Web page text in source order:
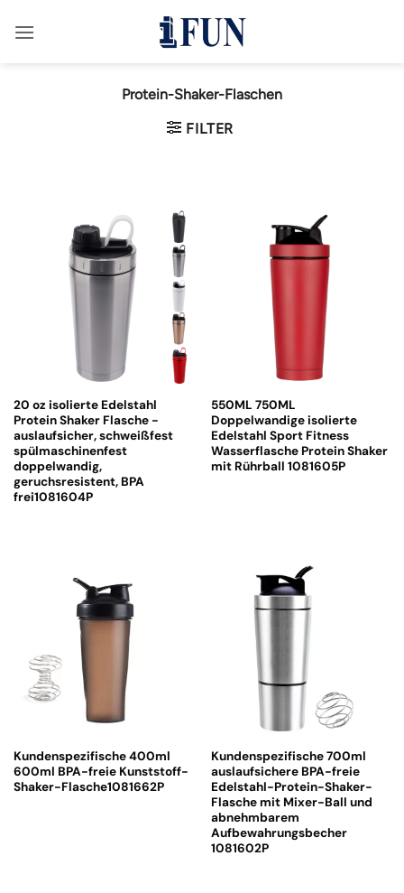
Inhalt
Protein-Shaker-Flaschen
FILTER
20 oz isolierte Edelstahl
Protein Shaker Flasche -
auslaufsicher, schweißfest
spülmaschinenfest
doppelwandig,
geruchsresistent, BPA
frei1081604P
550ML 750ML
Doppelwandige isolierte
Edelstahl Sport Fitness
Wasserflasche Protein Shaker
mit Rührball 1081605P
Kundenspezifische 400ml
600ml BPA-freie Kunststoff-
Shaker-Flasche1081662P
Kundenspezifische 700ml
auslaufsichere BPA-freie
Edelstahl-Protein-Shaker-
Flasche mit Mixer-Ball und
abnehmbarem
Aufbewahrungsbecher
1081602P